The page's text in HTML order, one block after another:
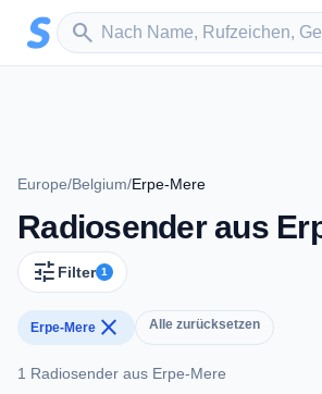
Zum Hauptinhalt springen
search
Sender suchen
Europe/Belgium/Erpe-Mere
Radiosender aus
tune Filter 1
Erpe-Mere close Alle zurücksetzen
1 Radiosender aus Erpe-Mere